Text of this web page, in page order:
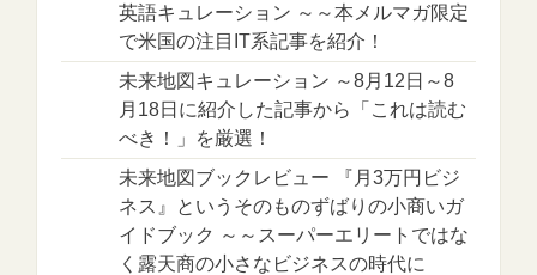
英語キュレーション ～～本メルマガ限定
で米国の注目IT系記事を紹介！
未来地図キュレーション ～8月12日～8
月18日に紹介した記事から「これは読む
べき！」を厳選！
未来地図ブックレビュー 『月3万円ビジ
ネス』というそのものずばりの小商いガ
イドブック ～～スーパーエリートではな
く露天商の小さなビジネスの時代に